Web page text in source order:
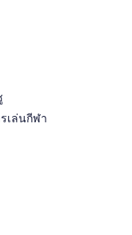
เล่นกีฬา